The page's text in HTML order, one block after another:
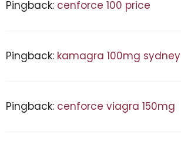
Pingback: cenforce 100 price
Pingback: kamagra 100mg sydney
Pingback: cenforce viagra 150mg